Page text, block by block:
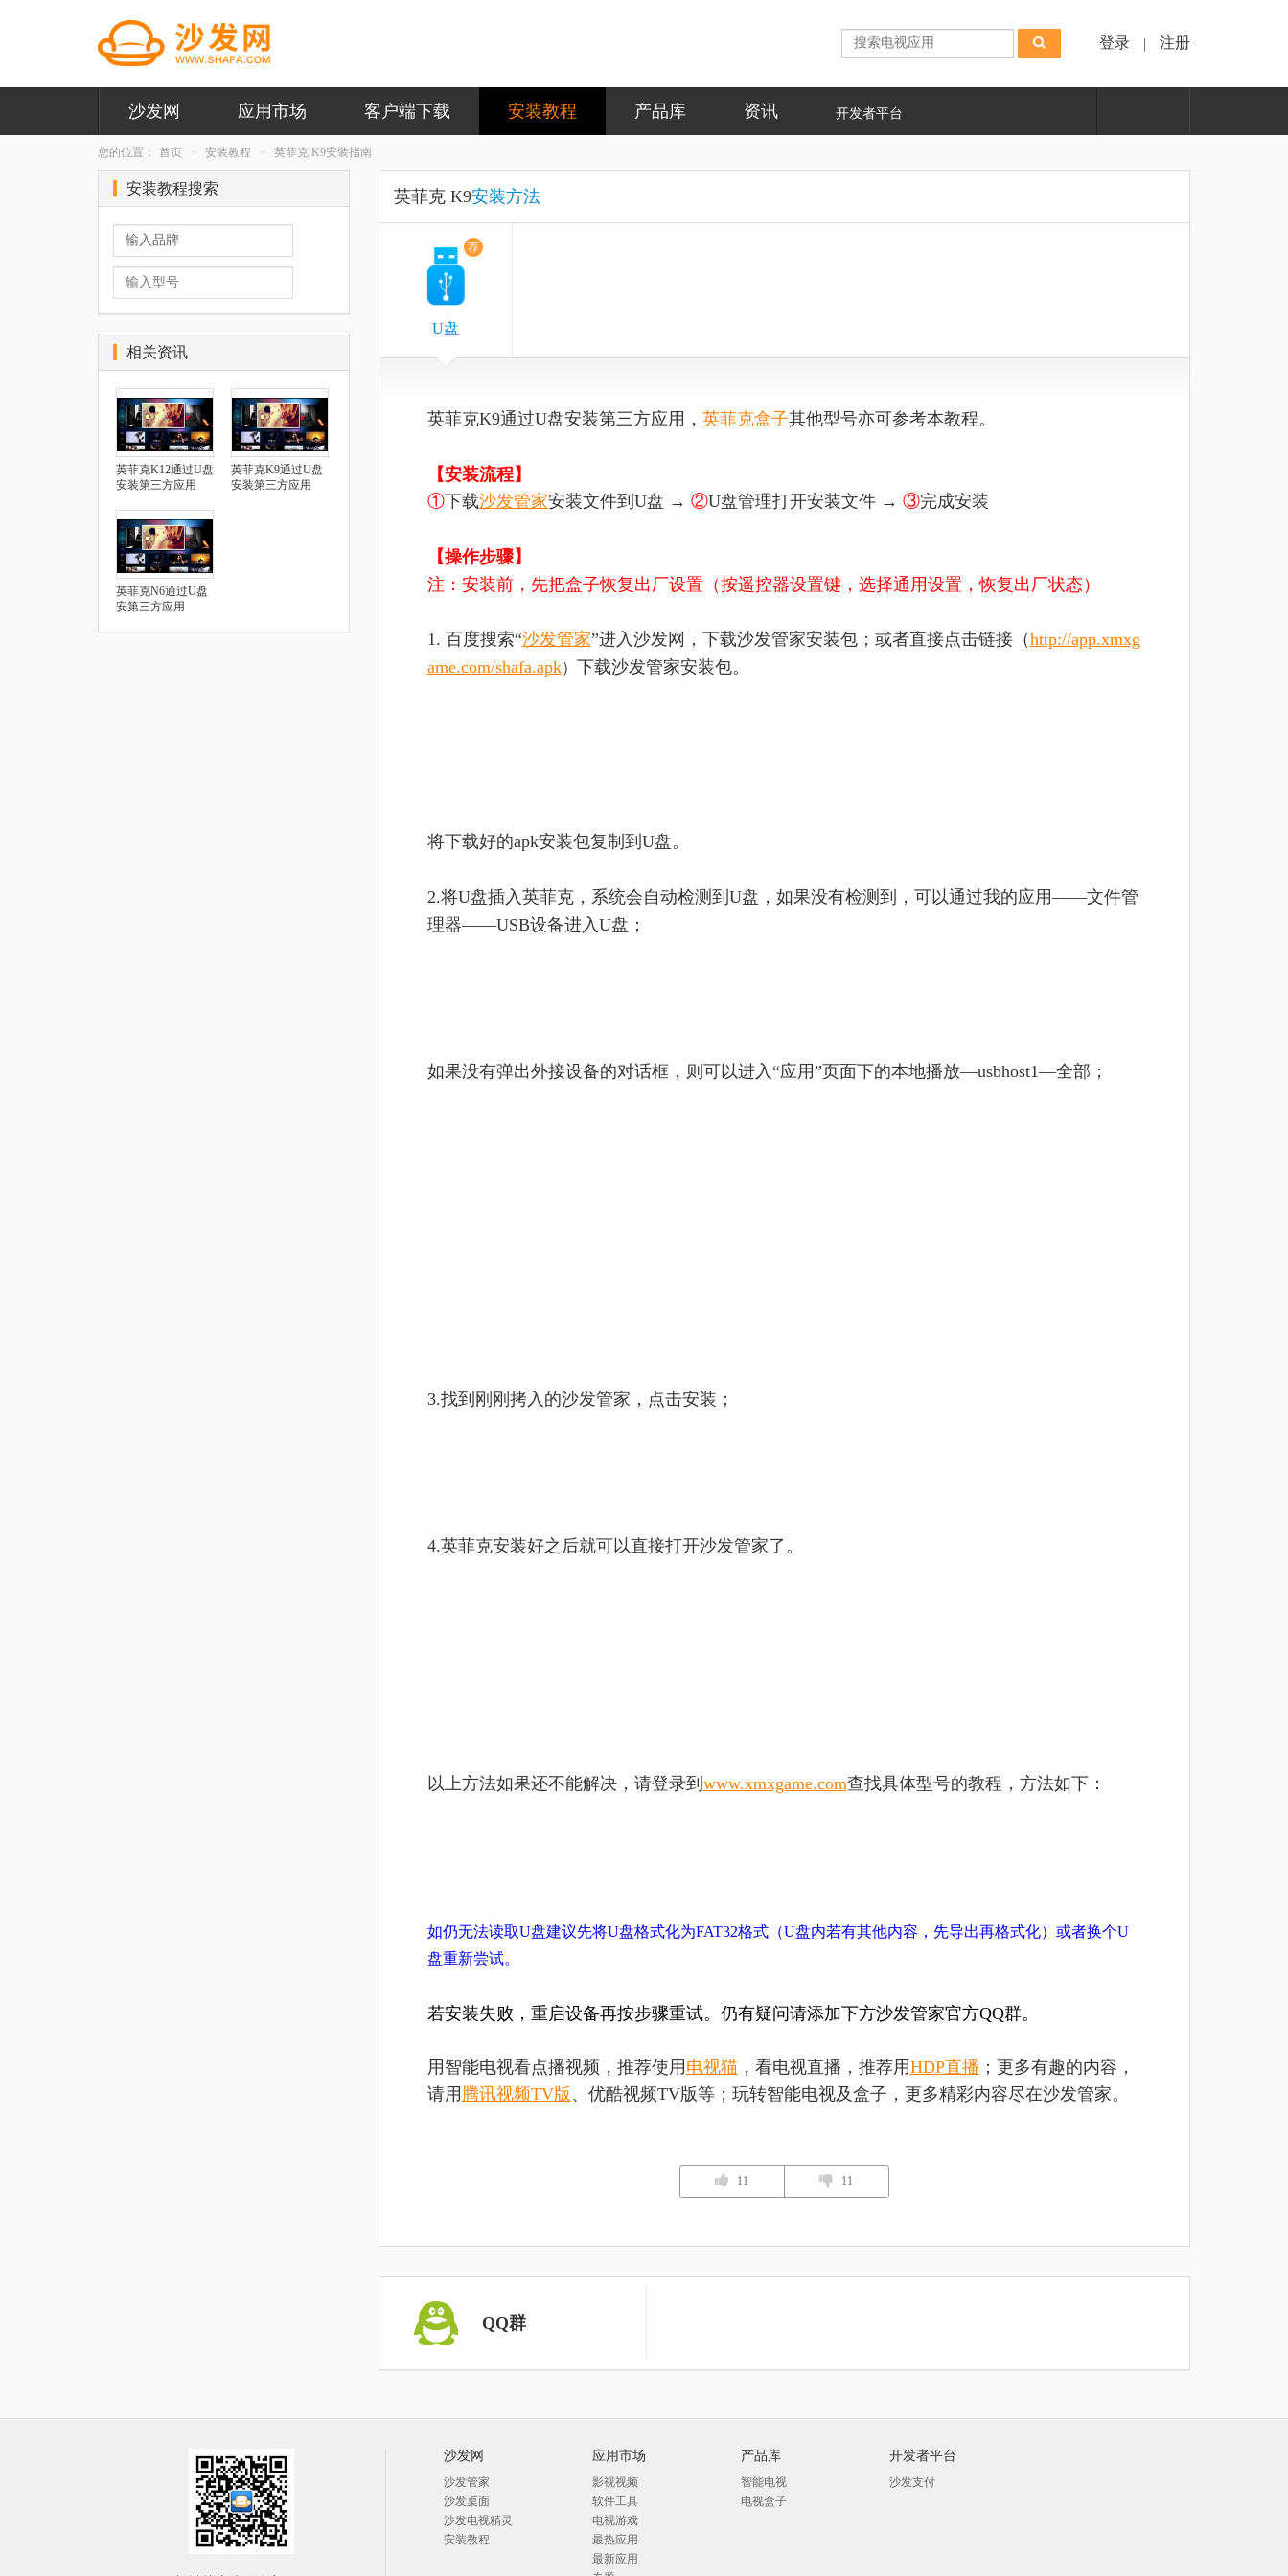
登录 注册
沙发网 应用市场 客户端下载 安装教程 产品库 资讯 开发者平台
您的位置： 首页 安装教程 英菲克 K9安装指南
英菲克 K9安装方法
荐
U盘
英菲克K9通过U盘安装第三方应用， 英菲克盒子其他型号亦可参考本教程。
【安装流程】
①下载沙发管家安装文件到U盘 → ②U盘管理打开安装文件 → ③完成安装
【操作步骤】
注：安装前，先把盒子恢复出厂设置（按遥控器设置键，选择通用设置，恢复出厂状态）
1. 百度搜索“沙发管家”进入沙发网，下载沙发管家安装包；或者直接点击链接（http://app.xmxg
ame.com/shafa.apk） 下载沙发管家安装包。
将下载好的apk安装包复制到U盘。
2.将U盘插入英菲克，系统会自动检测到U盘，如果没有检测到，可以通过我的应用——文件管
理器——USB设备进入U盘；
如果没有弹出外接设备的对话框，则可以进入“应用”页面下的本地播放—usbhost1—全部；
3.找到刚刚拷入的沙发管家，点击安装；
4.英菲克安装好之后就可以直接打开沙发管家了。
以上方法如果还不能解决，请登录到 www.xmxgame.com查找具体型号的教程，方法如下：
如仍无法读取U盘建议先将U盘格式化为FAT32格式（U盘内若有其他内容，先导出再格式化）或者换个U
盘重新尝试。
若安装失败，重启设备再按步骤重试。仍有疑问请添加下方沙发管家官方QQ群。
用智能电视看点播视频，推荐使用 电视猫，看电视直播，推荐用HDP直播 ；更多有趣的内容，
请用 腾讯视频TV版 、优酷视频TV版等；玩转智能电视及盒子，更多精彩内容尽在沙发管家。
11 11
QQ群
安装教程搜索
相关资讯
英菲克K12通过U盘
安装第三方应用
英菲克K9通过U盘
安装第三方应用
英菲克N6通过U盘
安第三方应用
沙发网
沙发管家
沙发桌面
沙发电视精灵
安装教程
应用市场
影视视频
软件工具
电视游戏
最热应用
最新应用
产品库
智能电视
电视盒子
开发者平台
沙发支付